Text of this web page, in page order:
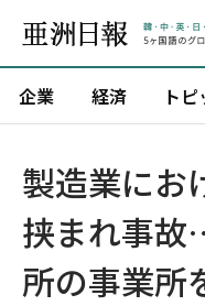
企業 経済 ト
製造業にお
挟まれ事
所の事業所